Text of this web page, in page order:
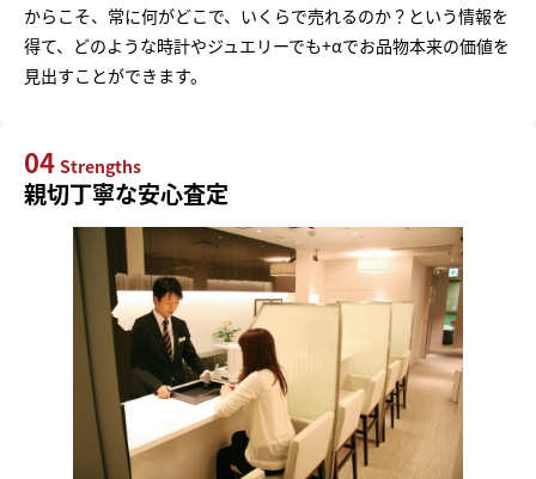
からこそ、常に何がどこで、いくらで売れるのか？という情報を
得て、どのような時計やジュエリーでも+αでお品物本来の価値を
見出すことができます。
04 Strengths
親切丁寧な安心査定